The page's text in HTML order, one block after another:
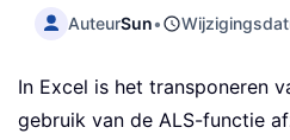
AuteurSun•
In Excel is het transponeren
gebruik van de ALS-functie